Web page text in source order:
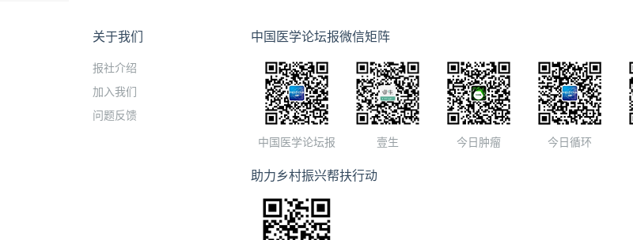
关于我们
报社介绍
加入我们
问题反馈
中国医学论坛报微信矩阵
中国医学论坛报 壹生 今日肿瘤 今日循环
助力乡村振兴帮扶行动